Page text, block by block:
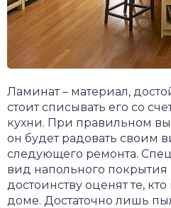
Ламинат – материал,
стоит списывать его со
кухни. При правильном
он будет радовать своим
следующего ремонта.
вид напольного покрытия
достоинству оценят те,
доме. Достаточно лишь